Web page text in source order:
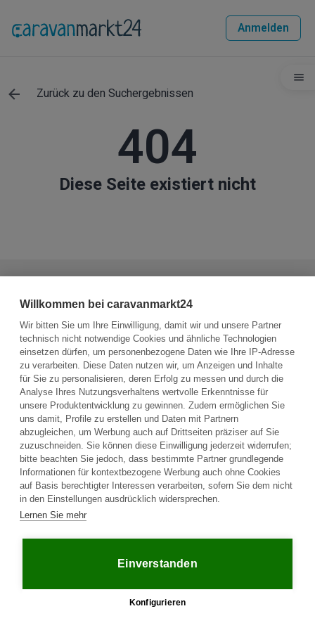
Anmelden
Zurück zu den Suchergebnissen
404
Diese Seite existiert nicht
Sie haben die Möglichkeit, dem Verkäufer eine Nachricht zu
senden.
Frage an den Fahrzeughalter stellen
Plattform
Startseite
Häufige Fragen
Über uns
Kontakt
Ratgeber
Jobs
Partner
AGB
Willkommen bei caravanmarkt24
Wir bitten Sie um Ihre Einwilligung, damit wir und unsere Partner
technisch nicht notwendige Cookies und ähnliche Technologien
einsetzen dürfen, um personenbezogene Daten wie Ihre IP-Adresse
zu verarbeiten. Diese Daten nutzen wir, um Anzeigen und Inhalte
für Sie zu personalisieren, deren Erfolg zu messen und durch die
Analyse Ihres Nutzungsverhaltens wertvolle Erkenntnisse für
unsere Produktentwicklung zu gewinnen. Zudem ermöglichen Sie
uns damit, Profile zu erstellen und Daten mit Partnern
abzugleichen, um Werbung auch auf Drittseiten präziser auf Sie
zuzuschneiden. Sie können diese Einwilligung jederzeit widerrufen;
bitte beachten Sie jedoch, dass bestimmte Partner grundlegende
Informationen für kontextbezogene Werbung auch ohne Cookies
auf Basis berechtigter Interessen verarbeiten, sofern Sie dem nicht
in den Einstellungen ausdrücklich widersprechen.
Lernen Sie mehr
Einverstanden
Konfigurieren